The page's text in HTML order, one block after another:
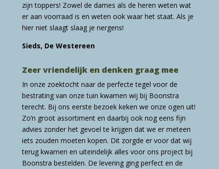
zijn toppers! Zowel de dames als de heren weten wat
er aan voorraad is en weten ook waar het staat. Als je
hier niet slaagt slaag je nergens!
Sieds, De Westereen
Zeer vriendelijk en denken graag mee
In onze zoektocht naar de perfecte tegel voor de
bestrating van onze tuin kwamen wij bij Boonstra
terecht. Bij ons eerste bezoek keken we onze ogen uit!
Zo’n groot assortiment en daarbij ook nog eens fijn
advies zonder het gevoel te krijgen dat we er meteen
iets zouden moeten kopen. Dit zorgde er voor dat wij
terug kwamen en uiteindelijk alles voor ons project bij
Boonstra bestelden. De levering ging perfect en de